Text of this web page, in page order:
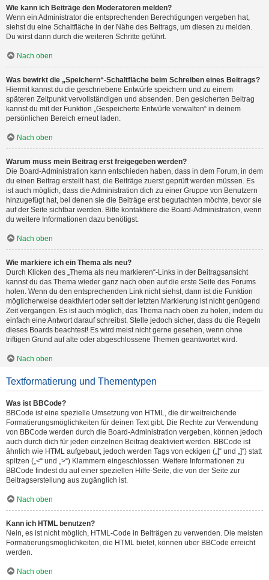
Wie kann ich Beiträge den Moderatoren melden?
Wenn ein Administrator die entsprechenden Berechtigungen vergeben hat,
siehst du eine Schaltfläche in der Nähe des Beitrags, um diesen zu melden.
Du wirst dann durch die weiteren Schritte geführt.
Nach oben
Was bewirkt die „Speichern“-Schaltfläche beim Schreiben eines Beitrags?
Hiermit kannst du die geschriebene Entwürfe speichern und zu einem
späteren Zeitpunkt vervollständigen und absenden. Den gesicherten Beitrag
kannst du mit der Funktion „Gespeicherte Entwürfe verwalten“ in deinem
persönlichen Bereich erneut laden.
Nach oben
Warum muss mein Beitrag erst freigegeben werden?
Die Board-Administration kann entschieden haben, dass in dem Forum, in dem
du einen Beitrag erstellt hast, die Beiträge zuerst geprüft werden müssen. Es
ist auch möglich, dass die Administration dich zu einer Gruppe von Benutzern
hinzugefügt hat, bei denen sie die Beiträge erst begutachten möchte, bevor sie
auf der Seite sichtbar werden. Bitte kontaktiere die Board-Administration, wenn
du weitere Informationen dazu benötigst.
Nach oben
Wie markiere ich ein Thema als neu?
Durch Klicken des „Thema als neu markieren“-Links in der Beitragsansicht
kannst du das Thema wieder ganz nach oben auf die erste Seite des Forums
holen. Wenn du den entsprechenden Link nicht siehst, dann ist die Funktion
möglicherweise deaktiviert oder seit der letzten Markierung ist nicht genügend
Zeit vergangen. Es ist auch möglich, das Thema nach oben zu holen, indem du
einfach eine Antwort darauf schreibst. Stelle jedoch sicher, dass du die Regeln
dieses Boards beachtest! Es wird meist nicht gerne gesehen, wenn ohne
triftigen Grund auf alte oder abgeschlossene Themen geantwortet wird.
Nach oben
Textformatierung und Thementypen
Was ist BBCode?
BBCode ist eine spezielle Umsetzung von HTML, die dir weitreichende
Formatierungsmöglichkeiten für deinen Text gibt. Die Rechte zur Verwendung
von BBCode werden durch die Board-Administration vergeben, können jedoch
auch durch dich für jeden einzelnen Beitrag deaktiviert werden. BBCode ist
ähnlich wie HTML aufgebaut, jedoch werden Tags von eckigen („[“ und „]“) statt
spitzen („<“ und „>“) Klammern eingeschlossen. Weitere Informationen zu
BBCode findest du auf einer speziellen Hilfe-Seite, die von der Seite zur
Beitragserstellung aus zugänglich ist.
Nach oben
Kann ich HTML benutzen?
Nein, es ist nicht möglich, HTML-Code in Beiträgen zu verwenden. Die meisten
Formatierungsmöglichkeiten, die HTML bietet, können über BBCode erreicht
werden.
Nach oben